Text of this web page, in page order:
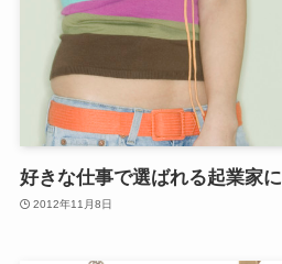
好きな仕事で選ばれる起業家
2012年11月8日